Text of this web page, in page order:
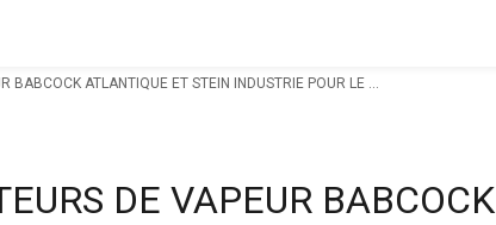
BABCOCK ATLANTIQUE ET STEIN INDUSTRIE POUR LE ...
DE VAPEUR BABCOCK